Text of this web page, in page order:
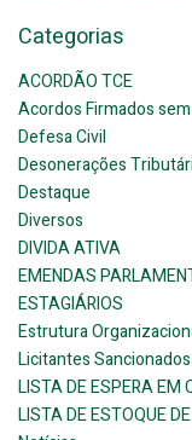
Categorias
ACORDÃO TCE
Acordos Firmados
Defesa Civil
Desonerações
Destaque
Diversos
DIVIDA ATIVA
EMENDAS
ESTAGIÁRIOS
Estrutura
Licitantes Sancionados
LISTA DE ESPERA EM
LISTA DE ESTOQUE